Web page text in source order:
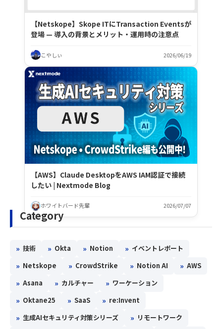
【Netskope】Skope ITにTransaction Eventsが
登場 — 導入の背景とメリット・運用時の注意点
こやしぃ 2026/06/19
【AWS】Claude DesktopをAWS IAM認証で接続
したい | Nextmode Blog
ホワイトバード先輩 2026/07/07
Category
» 技術 » Okta » Notion » イベントレポート
» Netskope » CrowdStrike » Notion AI » AWS
» Asana » カルチャー » ワーケーション
» Oktane25 » SaaS » re:Invent
» 生成AIセキュリティ対策シリーズ » リモートワーク